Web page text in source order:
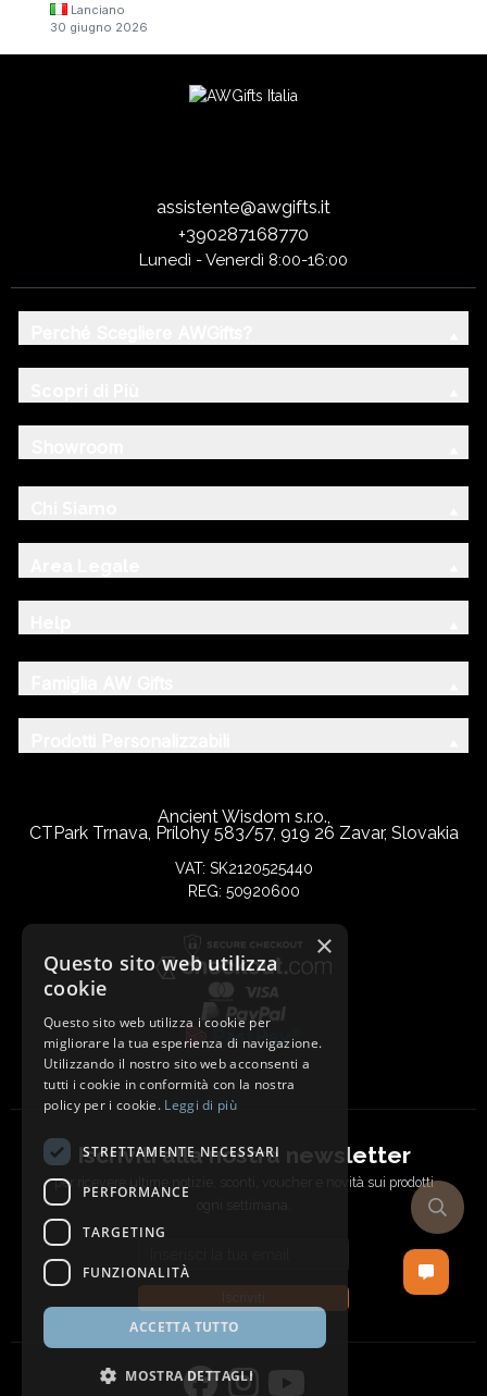
Lanciano
30 giugno 2026
assistente@awgifts.it
+390287168770
Lunedì - Venerdì 8:00-16:00
Ancient Wisdom s.r.o.,
CTPark Trnava, Prílohy 583/57, 919 26 Zavar, Slovakia
VAT: SK2120525440
REG: 50920600
Iscriviti alla nostra newsletter
per ricevere ultime notizie, sconti, voucher e novità sui prodotti
×
Questo sito web utilizza
cookie
Questo sito web utilizza i cookie per
migliorare la tua esperienza di navigazione.
Utilizzando il nostro sito web acconsenti a
tutti i cookie in conformità con la nostra
policy per i cookie. Leggi di più
STRETTAMENTE NECESSARI
PERFORMANCE
TARGETING
FUNZIONALITÀ
ACCETTA TUTTO
MOSTRA DETTAGLI